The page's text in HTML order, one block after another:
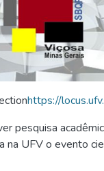
https://
pesquisa
na UFV o evento